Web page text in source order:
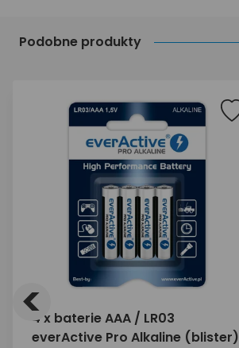
Podobne produkty
4 x baterie AAA / LR03
everActive Pro Alkaline (blister)
<